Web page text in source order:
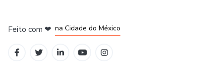
Feito com ❤ na Cidade do México